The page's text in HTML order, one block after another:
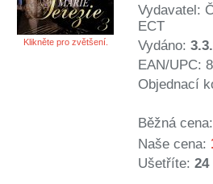
Klikněte pro zvětšení.
Vydavatel:
ECT
Vydáno:
EAN/UPC:
Objednací
Běžná cena:
Naše cena:
Ušetříte: 24